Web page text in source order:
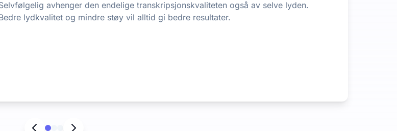
avhenger den endelige transkripsjonskvaliteten også av selve lyden.
lydkvalitet og mindre støy vil alltid gi bedre resultater.